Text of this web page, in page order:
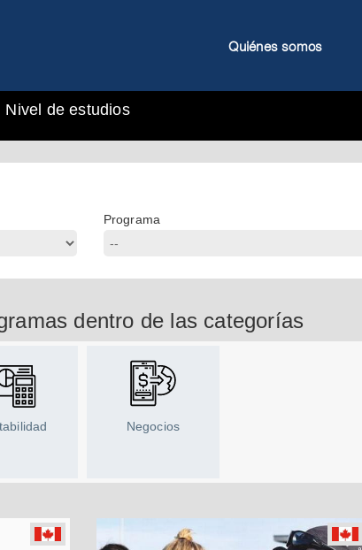
Quiénes somos
Nivel de estudios
Programa
dentro de las categorías
Negocios